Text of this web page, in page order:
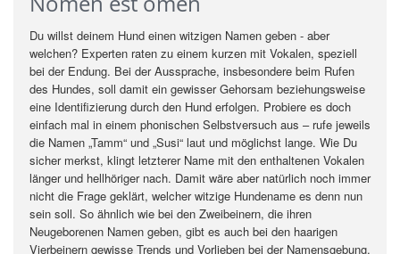
Du willst deinem Hund einen witzigen Namen geben - aber
welchen? Experten raten zu einem kurzen mit Vokalen, speziell
bei der Endung. Bei der Aussprache, insbesondere beim Rufen
des Hundes, soll damit ein gewisser Gehorsam beziehungsweise
eine Identifizierung durch den Hund erfolgen. Probiere es doch
einfach mal in einem phonischen Selbstversuch aus – rufe jeweils
die Namen „Tamm“ und „Susi“ laut und möglichst lange. Wie Du
sicher merkst, klingt letzterer Name mit den enthaltenen Vokalen
länger und hellhöriger nach. Damit wäre aber natürlich noch immer
nicht die Frage geklärt, welcher witzige Hundename es denn nun
sein soll. So ähnlich wie bei den Zweibeinern, die ihren
Neugeborenen Namen geben, gibt es auch bei den haarigen
Vierbeinern gewisse Trends und Vorlieben bei der Namensgebung.